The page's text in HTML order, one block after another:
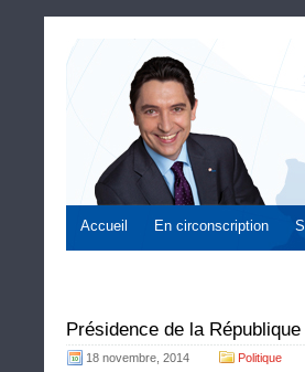
Accueil En circonscription
Présidence de la
18 novembre, 2014 Politique